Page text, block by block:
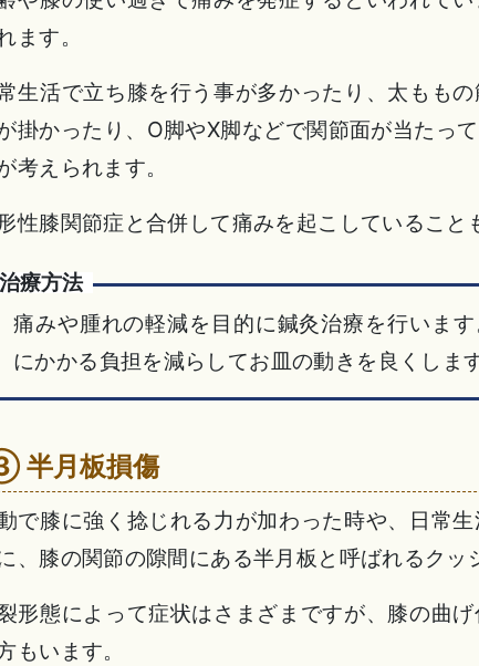
ます。
生活で立ち膝を行う事が多かったり、太もも
掛かったり、O脚やX脚などで関節面が当たっ
考えられます。
性膝関節症と合併して痛みを起こしていること
治療方法
痛みや腫れの軽減を目的に鍼灸治療を行いま
にかかる負担を減らしてお皿の動きを良くします
半月板損傷
で膝に強く捻じれる力が加わった時や、日常
、膝の関節の隙間にある半月板と呼ばれるクッ
形態によって症状はさまざまですが、膝の曲
もいます。